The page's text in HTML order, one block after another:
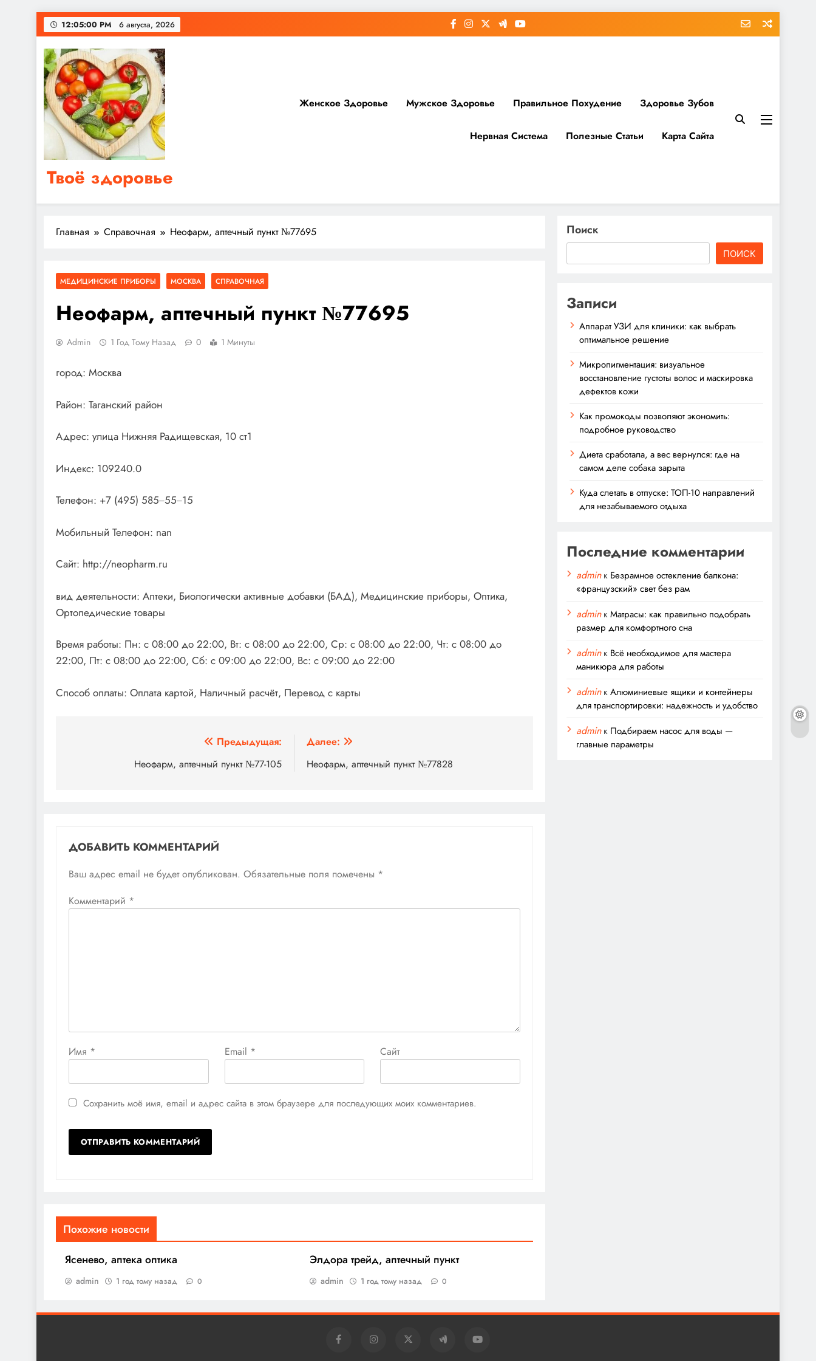
Перейти
к
содержимому
12:05:00 PM 6 августа, 2026
Твоё здоровье
Сайт о правильном питании, женском и мужском здоровье
Женское Здоровье Мужское Здоровье Правильное Похудение Здоровье Зубов
Нервная Система Полезные Статьи Карта Сайта
Главная Справочная Неофарм, аптечный пункт №77695
МЕДИЦИНСКИЕ ПРИБОРЫ МОСКВА СПРАВОЧНАЯ
Неофарм, аптечный пункт №77695
Admin 1 Год Тому Назад 0 1 Минуты
город: Москва
Район: Таганский район
Адрес: улица Нижняя Радищевская, 10 ст1
Индекс: 109240.0
Телефон: +7 (495) 585‒55‒15
Мобильный Телефон: nan
Сайт: http://neopharm.ru
вид деятельности: Аптеки, Биологически активные добавки (БАД), Медицинские приборы, Оптика,
Ортопедические товары
Время работы: Пн: с 08:00 до 22:00, Вт: с 08:00 до 22:00, Ср: с 08:00 до 22:00, Чт: с 08:00 до
22:00, Пт: с 08:00 до 22:00, Сб: с 09:00 до 22:00, Вс: с 09:00 до 22:00
Способ оплаты: Оплата картой, Наличный расчёт, Перевод с карты
Предыдущая:
Неофарм, аптечный пункт №77-105
Далее:
Неофарм, аптечный пункт №77828
ДОБАВИТЬ КОММЕНТАРИЙ
Ваш адрес email не будет опубликован. Обязательные поля помечены *
Комментарий *
Имя * Email * Сайт
Сохранить моё имя, email и адрес сайта в этом браузере для последующих моих комментариев.
Похожие новости
Ясенево, аптека оптика
admin 1 год тому назад 0
Элдора трейд, аптечный пункт
admin 1 год тому назад 0
Поиск
ПОИСК
Записи
Аппарат УЗИ для клиники: как выбрать
оптимальное решение
Микропигментация: визуальное
восстановление густоты волос и маскировка
дефектов кожи
Как промокоды позволяют экономить:
подробное руководство
Диета сработала, а вес вернулся: где на
самом деле собака зарыта
Куда слетать в отпуске: ТОП-10 направлений
для незабываемого отдыха
Последние комментарии
adminк Безрамное остекление балкона:
«французский» свет без рам
adminкМатрасы: как правильно подобрать
размер для комфортного сна
adminк Всё необходимое для мастера
маникюра для работы
adminкАлюминиевые ящики и контейнеры
для транспортировки: надежность и удобство
adminк Подбираем насос для воды —
главные параметры